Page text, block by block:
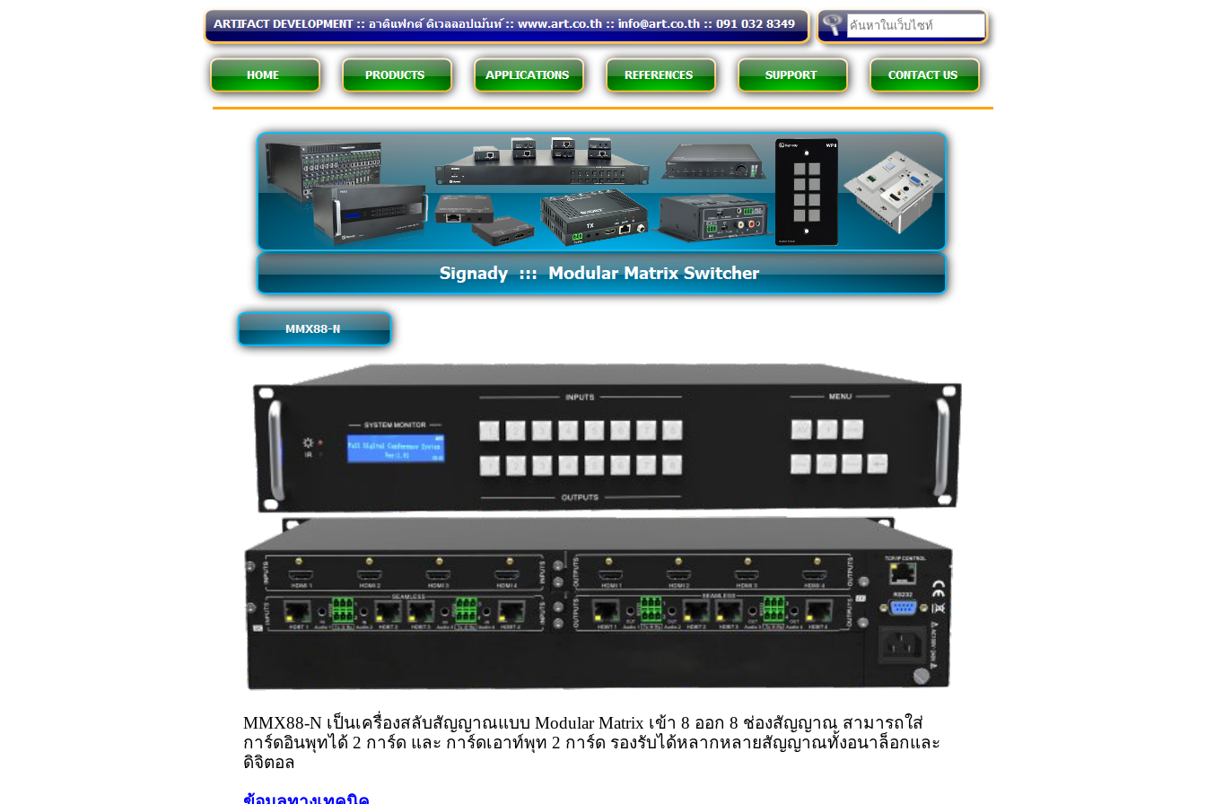
MMX88-N เป็นเครื่องสลับสัญญาณแบบ Modular Matrix เข้า 8 ออก 8 ช่องสัญญาณ สามารถใส่
การ์ดอินพุทได้ 2 การ์ด และ การ์ดเอาท์พุท 2 การ์ด รองรับได้หลากหลายสัญญาณทั้งอนาล็อกและ
ดิจิตอล